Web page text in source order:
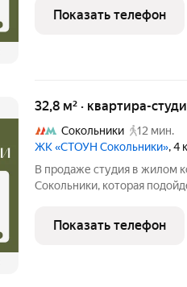
пар. Проект расположен
доступности от
Показать телефон
32,8 м² · квартира-
Сокольники
12 мин.
ЖК «СТОУН Сокольники», 4
В продаже студия в жилом
Сокольники, которая
пар. Проект расположен
доступности от
Показать телефон